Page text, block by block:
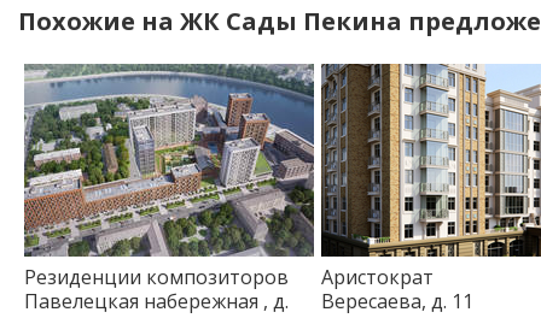
Похожие на ЖК Сады Пекина
Резиденции композиторов
Павелецкая набережная , д.
Аристократ
Вересаева, д. 11